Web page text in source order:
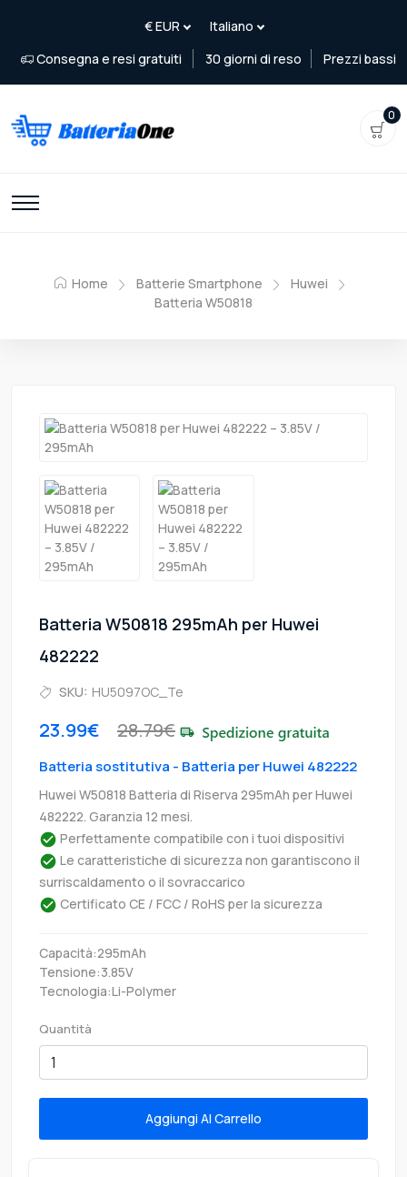
Consegna e resi gratuiti 30 giorni di reso Prezzi bassi
0
Home Batterie Smartphone
Huwei
Batteria W50818
Batteria W50818 295mAh per Huwei
482222
SKU: HU5097OC_Te
23.99€ 28.79€
Batteria sostitutiva - Batteria per Huwei 482222
Huwei W50818 Batteria di Riserva 295mAh per Huwei
482222. Garanzia 12 mesi.
Perfettamente compatibile con i tuoi dispositivi
Le caratteristiche di sicurezza non garantiscono il
surriscaldamento o il sovraccarico
Certificato CE / FCC / RoHS per la sicurezza
Capacità:295mAh
Tensione:3.85V
Tecnologia:Li-Polymer
Quantità
Aggiungi Al Carrello